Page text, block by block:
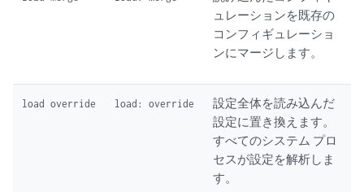
ュレーションを既存の
コンフィギュレーショ
ンにマージします。
load override load: override
設定全体を読み込んだ
設定に置き換えます。
すべてのシステム プロ
セスが設定を解析しま
す。